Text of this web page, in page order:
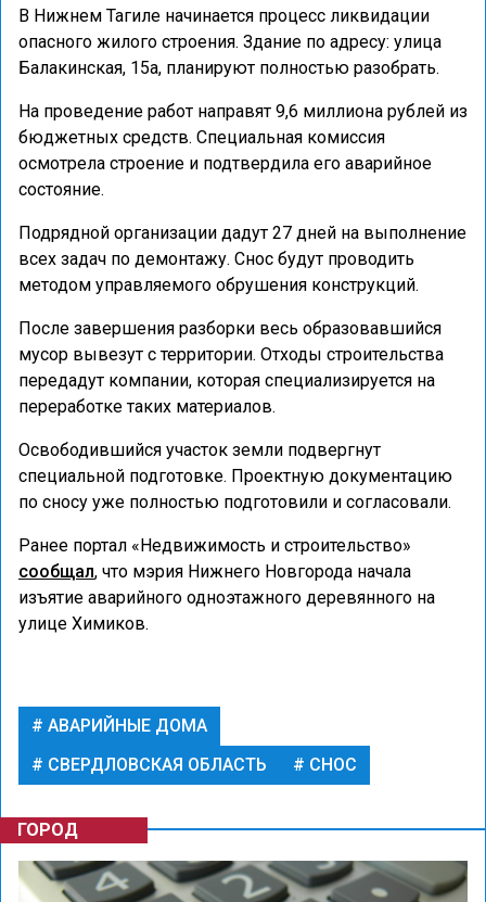
В Нижнем Тагиле начинается процесс ликвидации
опасного жилого строения. Здание по адресу: улица
Балакинская, 15а, планируют полностью разобрать.
На проведение работ направят 9,6 миллиона рублей из
бюджетных средств. Специальная комиссия
осмотрела строение и подтвердила его аварийное
состояние.
Подрядной организации дадут 27 дней на выполнение
всех задач по демонтажу. Снос будут проводить
методом управляемого обрушения конструкций.
После завершения разборки весь образовавшийся
мусор вывезут с территории. Отходы строительства
передадут компании, которая специализируется на
переработке таких материалов.
Освободившийся участок земли подвергнут
специальной подготовке. Проектную документацию
по сносу уже полностью подготовили и согласовали.
Ранее портал «Недвижимость и строительство»
сообщал, что мэрия Нижнего Новгорода начала
изъятие аварийного одноэтажного деревянного на
улице Химиков.
АВАРИЙНЫЕ ДОМА
СВЕРДЛОВСКАЯ ОБЛАСТЬ
СНОС
ГОРОД